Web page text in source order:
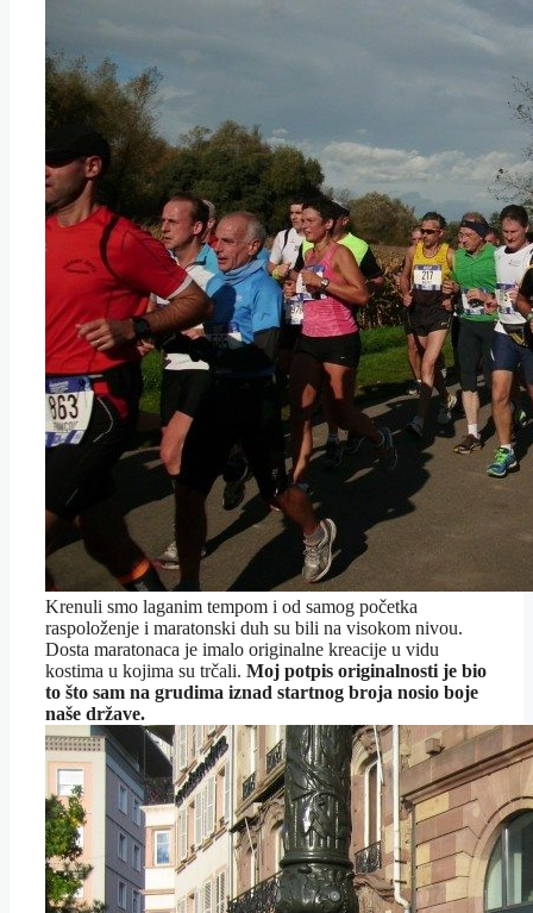
Krenuli smo laganim tempom i od samog početka
raspoloženje i maratonski duh su bili na visokom nivou.
Dosta maratonaca je imalo originalne kreacije u vidu
kostima u kojima su trčali. Moj potpis originalnosti je bio
to što sam na grudima iznad startnog broja nosio boje
naše države.